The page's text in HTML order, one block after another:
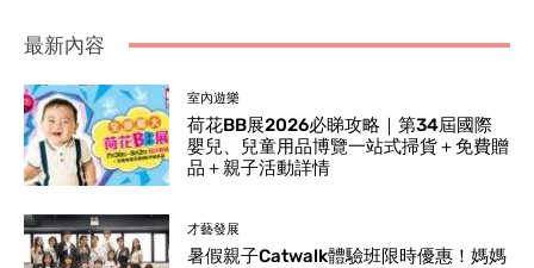
最新內容
室內遊樂
荷花BB展2026必睇攻略｜第34屆國際
嬰兒、兒童用品博覽一站式掃貨＋免費贈
品＋親子活動詳情
才藝發展
暑假親子Catwalk體驗班限時優惠！媽媽